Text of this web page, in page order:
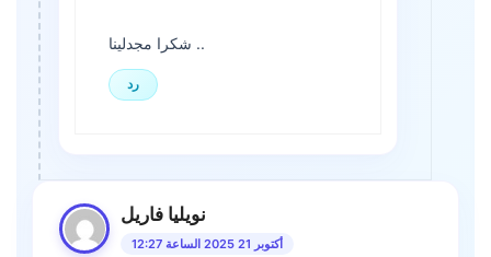
شكرا مجدلينا ..
رد
نويليا فاريل
أكتوبر 21 2025 الساعة 12:27